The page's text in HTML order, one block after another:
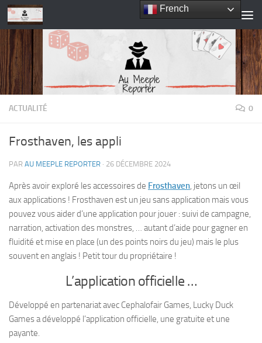
Skip to content
ACTUALITÉ 0
Frosthaven, les appli
PAR AU MEEPLE REPORTER · 26 DÉCEMBRE 2024
Après avoir exploré les accessoires de Frosthaven, jetons un œil
aux applications ! Frosthaven est un jeu sans application mais vous
pouvez vous aider d’une application pour jouer : suivi de campagne,
narration, activation des monstres, … autant d’aide pour gagner en
fluidité et mise en place (un des points noirs du jeu) mais le plus
souvent en anglais ! Petit tour du propriétaire !
L’application officielle …
Développé en partenariat avec Cephalofair Games, Lucky Duck
Games a développé l’application officielle, une gratuite et une
payante.
French